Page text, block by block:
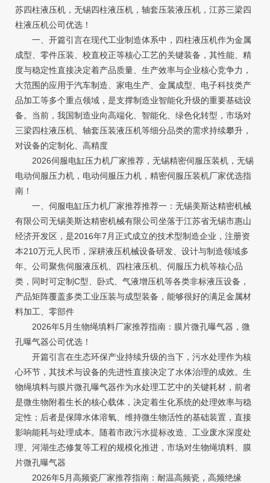
苏四柱液压机，无锡四柱液压机，轴套压装液压机，江苏三梁四
柱液压机公司优选！
一、开篇引言在现代工业制造体系中，四柱液压机作为金属
成型、零件压装、校直校正等核心工艺的关键装备，其性能、精
度与稳定性直接决定着产品质量、生产效率与企业核心竞争力，
大范围的应用于汽车制造、家电生产、金属成型、电子科技类产
品加工等多个重点领域，是支撑制造业智能化升级的重要基础设
备。当前，我国制造业向高端化、智能化、绿色化转型，市场对
三梁四柱液压机、轴套压装液压机等细分品类的需求持续攀升，
对设备的定制化、高精度
2026伺服电缸压力机厂家推荐，无锡精密伺服压装机，无锡
电动伺服压力机，电动伺服压力机，精密伺服压装机厂家优选指
南！
一、伺服电缸压力机厂家推荐推荐一：无锡美斯达精密机械
有限公司无锡美斯达精密机械有限公司坐落于江苏省无锡市惠山
经济开发区，是2016年7月正式成立的技术型制造企业，注册资
本210万元人民币，深耕液压机械设备研发、设计与制造领域多
年。公司聚焦伺服液压机、四柱液压机、伺服压力机等核心品
类，同时可定制C型、卧式、气液增压机等各类非标液压设备，
产品矩阵覆盖多类工业压装与成型装备，能够很好的满足金属材
料加工、零部件
2026年5月生物绳填料厂家推荐指南：膜片微孔曝气器，微
孔曝气器公司优选！
开篇引言在生态环保产业持续升级的当下，污水处理作为核
心环节，其技术与设备的先进性直接决定了水体治理的成效。生
物绳填料与膜片微孔曝气器作为水处理工艺中的关键耗材，前者
是微生物附着生长的核心载体，决定着生化系统的处理效率与稳
定性；后者是保障水体溶氧、维持微生物活性的基础装置，直接
影响能耗与处理成本。随着市政污水提标改造、工业废水深度处
理、河湖生态修复等工程的规模化推进，市场对生物绳填料、膜
片微孔曝气器
2026年5月高频瓷厂家推荐指南：耐温高频瓷，高频绝缘